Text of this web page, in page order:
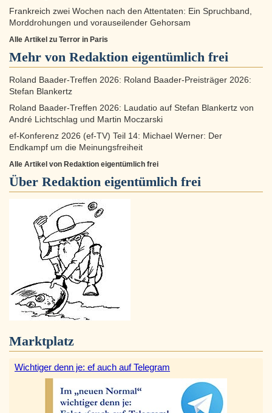
Frankreich zwei Wochen nach den Attentaten: Ein Spruchband,
Morddrohungen und vorauseilender Gehorsam
Alle Artikel zu Terror in Paris
Mehr von Redaktion eigentümlich frei
Roland Baader-Treffen 2026: Roland Baader-Preisträger 2026:
Stefan Blankertz
Roland Baader-Treffen 2026: Laudatio auf Stefan Blankertz von
André Lichtschlag und Martin Moczarski
ef-Konferenz 2026 (ef-TV) Teil 14: Michael Werner: Der
Endkampf um die Meinungsfreiheit
Alle Artikel von Redaktion eigentümlich frei
Über Redaktion eigentümlich frei
Marktplatz
Wichtiger denn je: ef auch auf Telegram